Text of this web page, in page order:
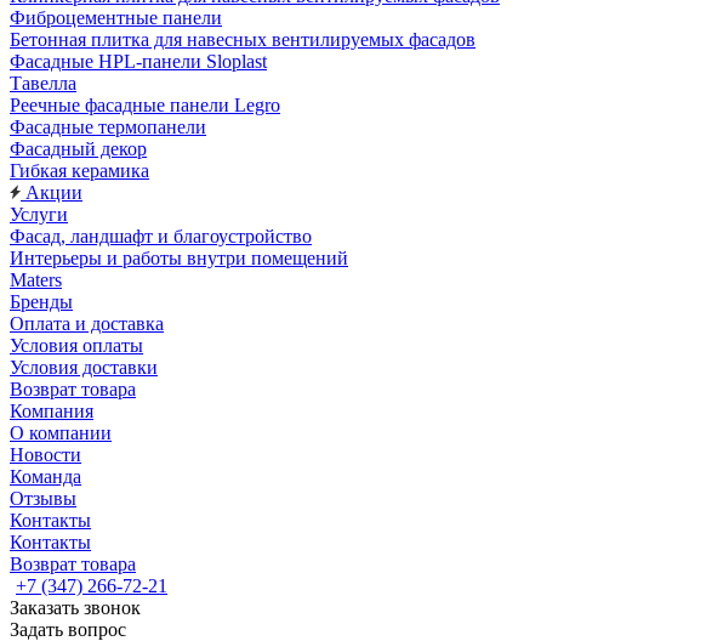
Фиброцементные панели
Бетонная плитка для навесных вентилируемых фасадов
Фасадные HPL-панели Sloplast
Тавелла
Реечные фасадные панели Legro
Фасадные термопанели
Фасадный декор
Гибкая керамика
Акции
Услуги
Фасад, ландшафт и благоустройство
Интерьеры и работы внутри помещений
Maters
Бренды
Оплата и доставка
Условия оплаты
Условия доставки
Возврат товара
Компания
О компании
Новости
Команда
Отзывы
Контакты
Контакты
Возврат товара
+7 (347) 266-72-21
Заказать звонок
Задать вопрос